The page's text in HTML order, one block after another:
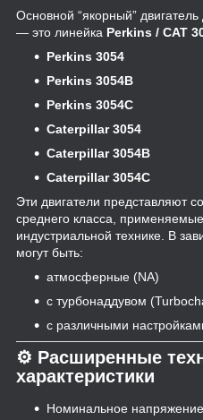
Основной “якорный”
— это линейка Perkins / CAT
Perkins 3054
Perkins 3054B
Perkins 3054C
Caterpillar 3054
Caterpillar 3054B
Caterpillar 3054C
Эти двигатели представляют
среднего класса,
индустриальной технике. В
могут быть:
атмосферные (NA)
с турбонаддувом
с различными
⚙️ Расширенные
характеристики
Номинальное